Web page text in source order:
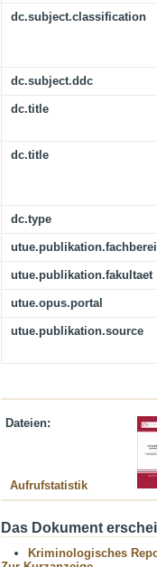
dc.subject.classification
dc.subject.ddc
dc.title
dc.title
dc.type
utue.publikation.fakultaet
utue.opus.portal
utue.publikation.source
Dateien:
Aufrufstatistik
Das Dokument
Kriminologisches